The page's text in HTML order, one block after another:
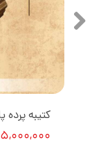
۵,۰۰۰,۰۰۰ تومان